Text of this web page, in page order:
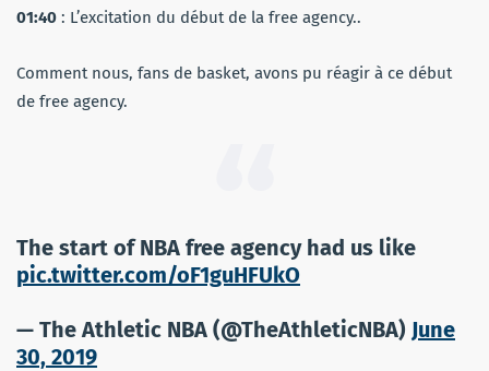
01:40 : L’excitation du début de la free agency..
Comment nous, fans de basket, avons pu réagir à ce début
de free agency.
The start of NBA free agency had us like
pic.twitter.com/oF1guHFUkO
— The Athletic NBA (@TheAthleticNBA) June
30, 2019